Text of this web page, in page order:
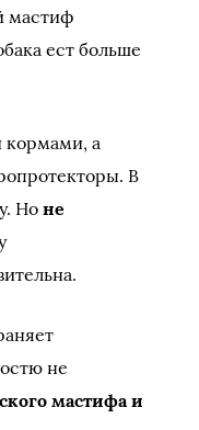
мастиф
ест больше
кормами, а
В
Ноне
не
мастифа и